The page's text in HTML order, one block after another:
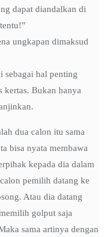
dapat diandalkan di
ungkapan dimaksud
sebagai hal penting
kertas. Bukan hanya
dua calon itu sama
bisa nyata membawa
kepada dia dalam
pemilih datang ke
Atau dia datang
golput saja
sama artinya dengan